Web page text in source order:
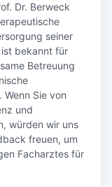
Dr. Berweck
seiner
bekannt für
Betreuung
Sie von
und
würden wir uns
freuen, um
Facharztes für